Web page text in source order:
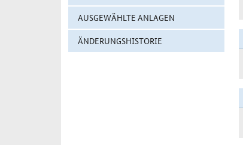
AUSGEWÄHLTE ANLAGEN
ÄNDERUNGSHISTORIE